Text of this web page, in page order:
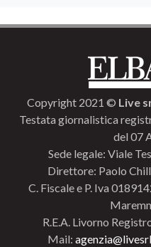
Copyright 2021 © Live
Testata giornalistica
del 07
Sede legale: Viale
Direttore: Paolo
C. Fiscale e P. Iva
R.E.A. Livorno
Mail: